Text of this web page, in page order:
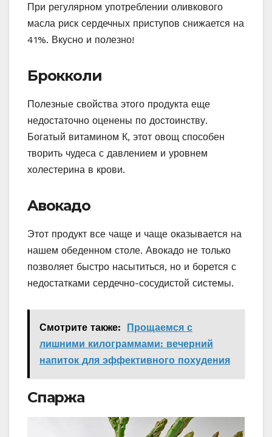
При регулярном употреблении оливкового
масла риск сердечных приступов снижается на
41%. Вкусно и полезно!
Брокколи
Полезные свойства этого продукта еще
недостаточно оценены по достоинству.
Богатый витамином К, этот овощ способен
творить чудеса с давлением и уровнем
холестерина в крови.
Aвокадо
Этот продукт все чаще и чаще оказывается на
нашем обеденном столе. Авокадо не только
позволяет быстро насытиться, но и борется с
недостатками сердечно-сосудистой системы.
Смотрите также:
Прощаемся с
лишними килограммами: вечерний
напиток для эффективного похудения
Спаржа